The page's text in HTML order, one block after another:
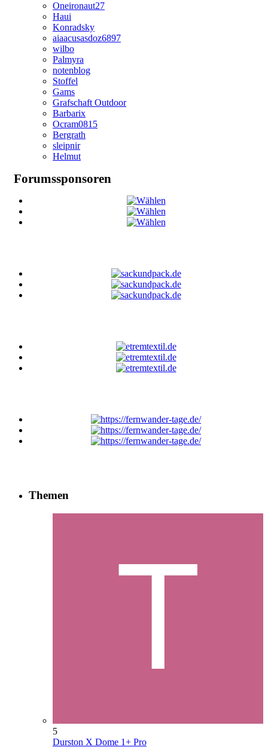
Oneironaut27
Haui
Konradsky
aiaacusasdoz6897
wilbo
Palmyra
notenblog
Stoffel
Gams
Grafschaft Outdoor
Barbarix
Ocram0815
Bergrath
sleipnir
Helmut
Forumssponsoren
Themen
5
Durston X Dome 1+ Pro